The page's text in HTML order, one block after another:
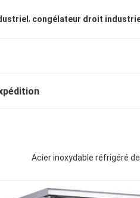
, congélateur droit
Acier inoxydable réfrigéré